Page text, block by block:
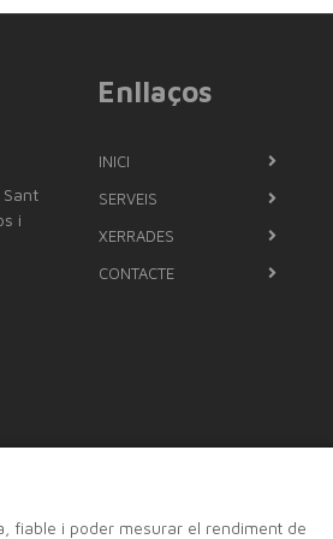
i
Enllaços
INICI
SERVEIS
XERRADES
CONTACTE
fiable i poder mesurar el rendiment de